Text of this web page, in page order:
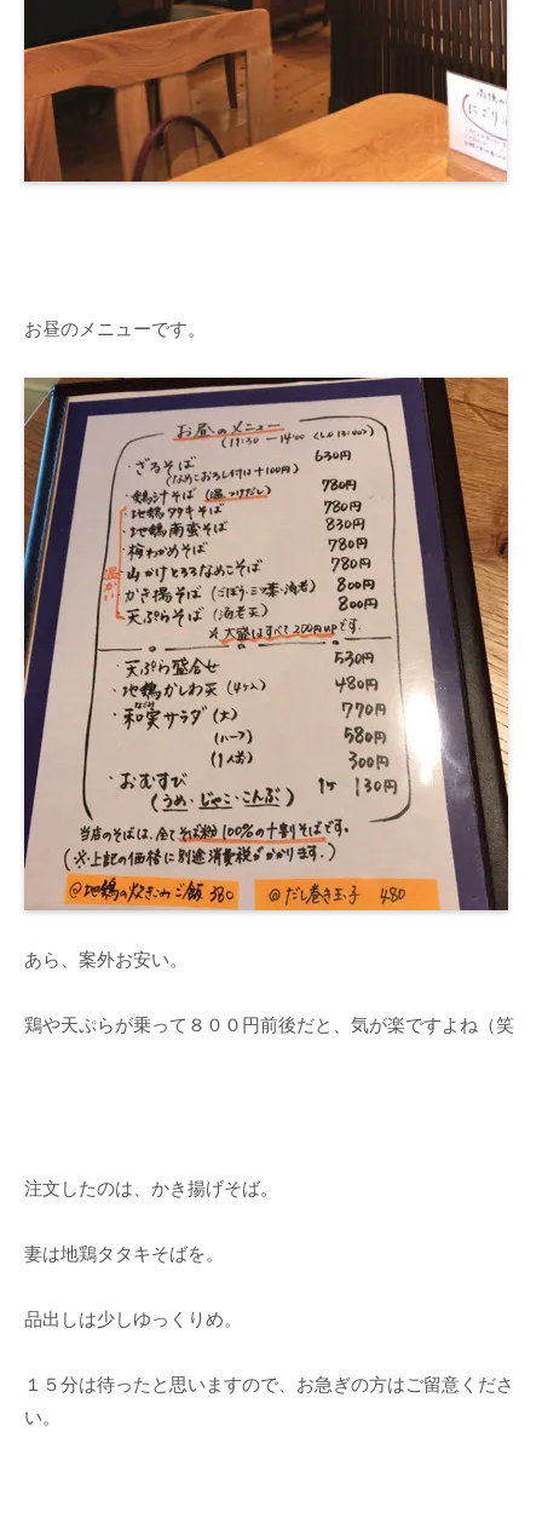
お昼のメニューです。
あら、案外お安い。
鶏や天ぷらが乗って８００円前後だと、気が楽ですよね（笑
注文したのは、かき揚げそば。
妻は地鶏タタキそばを。
品出しは少しゆっくりめ。
１５分は待ったと思いますので、お急ぎの方はご留意くださ
い。